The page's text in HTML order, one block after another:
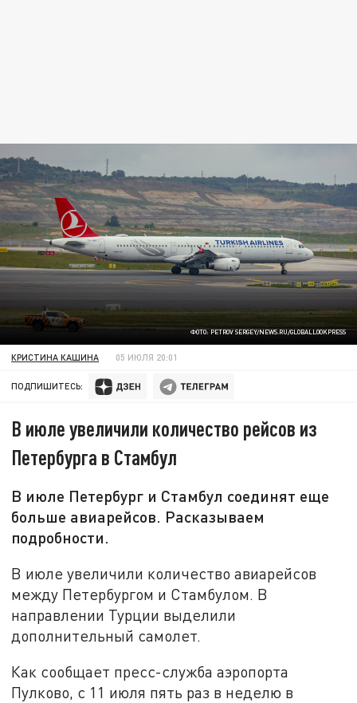
ФОТО: PETROV SERGEY/NEWS.RU/GLOBALLOOKPRESS
КРИСТИНА КАШИНА 05 ИЮЛЯ 20:01
ПОДПИШИТЕСЬ:
В июле увеличили количество рейсов из
Петербурга в Стамбул
В июле Петербург и Стамбул соединят еще
больше авиарейсов. Расказываем
подробности.
В июле увеличили количество авиарейсов
между Петербургом и Стамбулом. В
направлении Турции выделили
дополнительный самолет.
Как сообщает пресс-служба аэропорта
Пулково, с 11 июля пять раз в неделю в